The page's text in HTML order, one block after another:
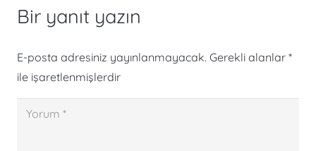
Bir yanıt yazın
E-posta adresiniz yayınlanmayacak. Gerekli alanlar *
ile işaretlenmişlerdir